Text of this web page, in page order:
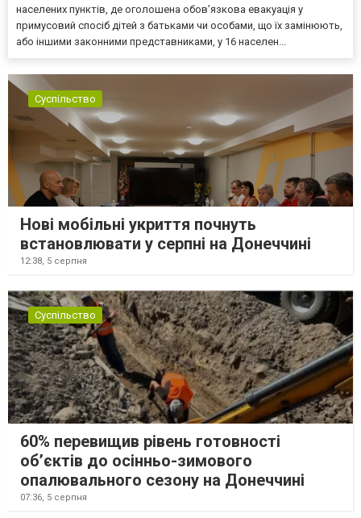
населених пунктів, де оголошена обов’язкова евакуація у
примусовий спосіб дітей з батьками чи особами, що їх замінюють,
або іншими законними представниками, у 16 населен...
Суспільство
Нові мобільні укриття почнуть
встановлювати у серпні на Донеччині
12:38, 5 серпня
Суспільство
60% перевищив рівень готовності
об’єктів до осінньо-зимового
опалювального сезону на Донеччині
07:36, 5 серпня